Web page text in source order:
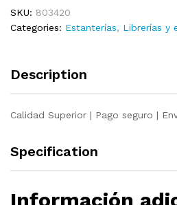
quantity
SKU: 803420
Categories: Estanterías, Librerías y
Description
Calidad Superior | Pago seguro |
Specification
Información